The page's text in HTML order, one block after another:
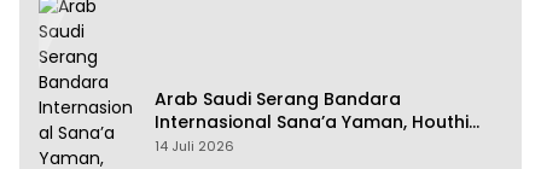
Arab Saudi Serang Bandara
Internasional Sana’a Yaman, Houthi
Siap Serang Balik
14 Juli 2026